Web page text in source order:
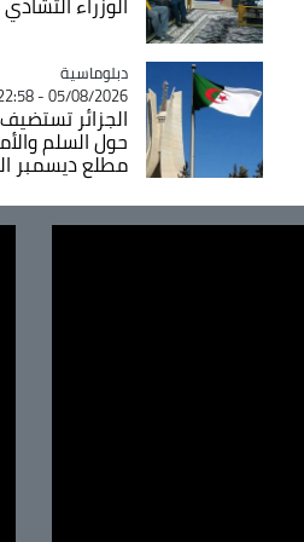
Catégorie
دبلوماسية
05/08/2026 - 22:58
حول السلم
مطلع ديسمبر